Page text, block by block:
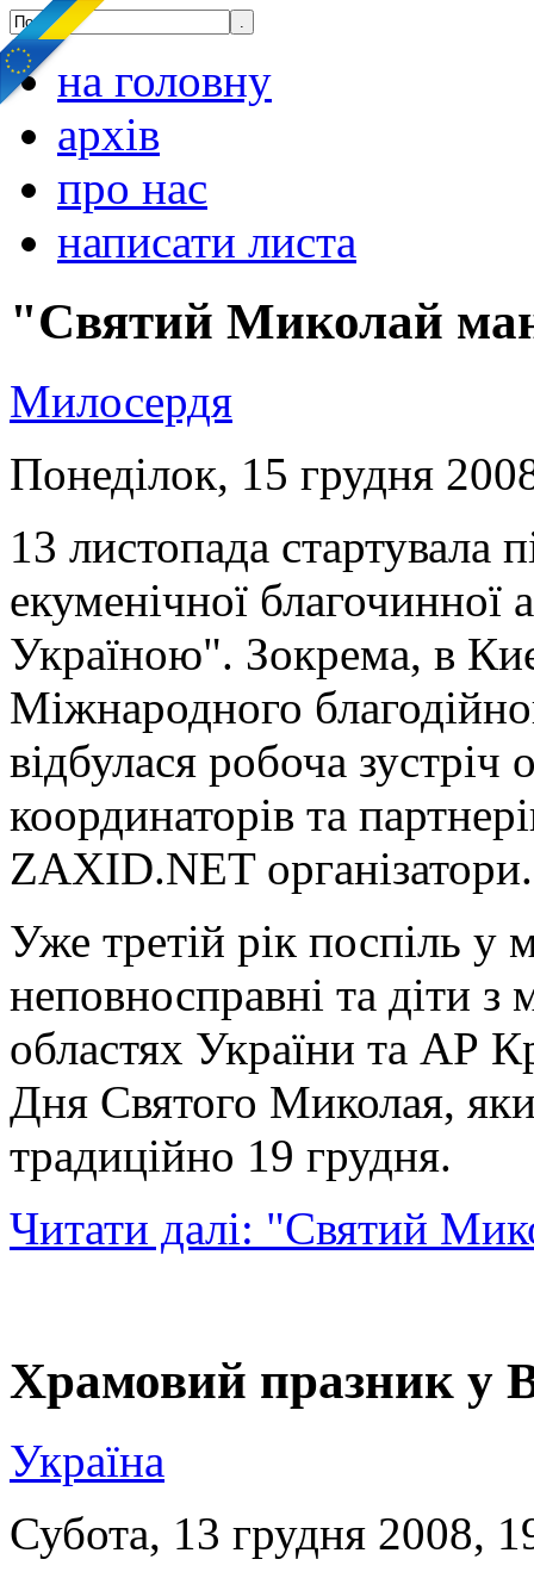
на головну
архів
про нас
написати листа
"Святий Миколай
Милосердя
Понеділок, 15 грудня
13 листопада стартувала
екуменічної
Україною". Зокрема, в
Міжнародного
відбулася робоча зустріч
координаторів та
ZAXID.NET організатори.
Уже третій рік поспіль у
неповносправні та діти з
областях України та АР
Дня Святого Миколая,
традиційно 19 грудня.
Читати далі: "Святий
Храмовий празник у
Україна
Субота, 13 грудня 2008,